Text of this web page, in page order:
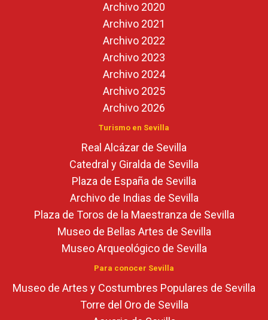
Archivo 2020
Archivo 2021
Archivo 2022
Archivo 2023
Archivo 2024
Archivo 2025
Archivo 2026
Turismo en Sevilla
Real Alcázar de Sevilla
Catedral y Giralda de Sevilla
Plaza de España de Sevilla
Archivo de Indias de Sevilla
Plaza de Toros de la Maestranza de Sevilla
Museo de Bellas Artes de Sevilla
Museo Arqueológico de Sevilla
Para conocer Sevilla
Museo de Artes y Costumbres Populares de Sevilla
Torre del Oro de Sevilla